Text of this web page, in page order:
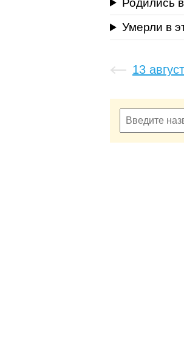
Умерли в
13